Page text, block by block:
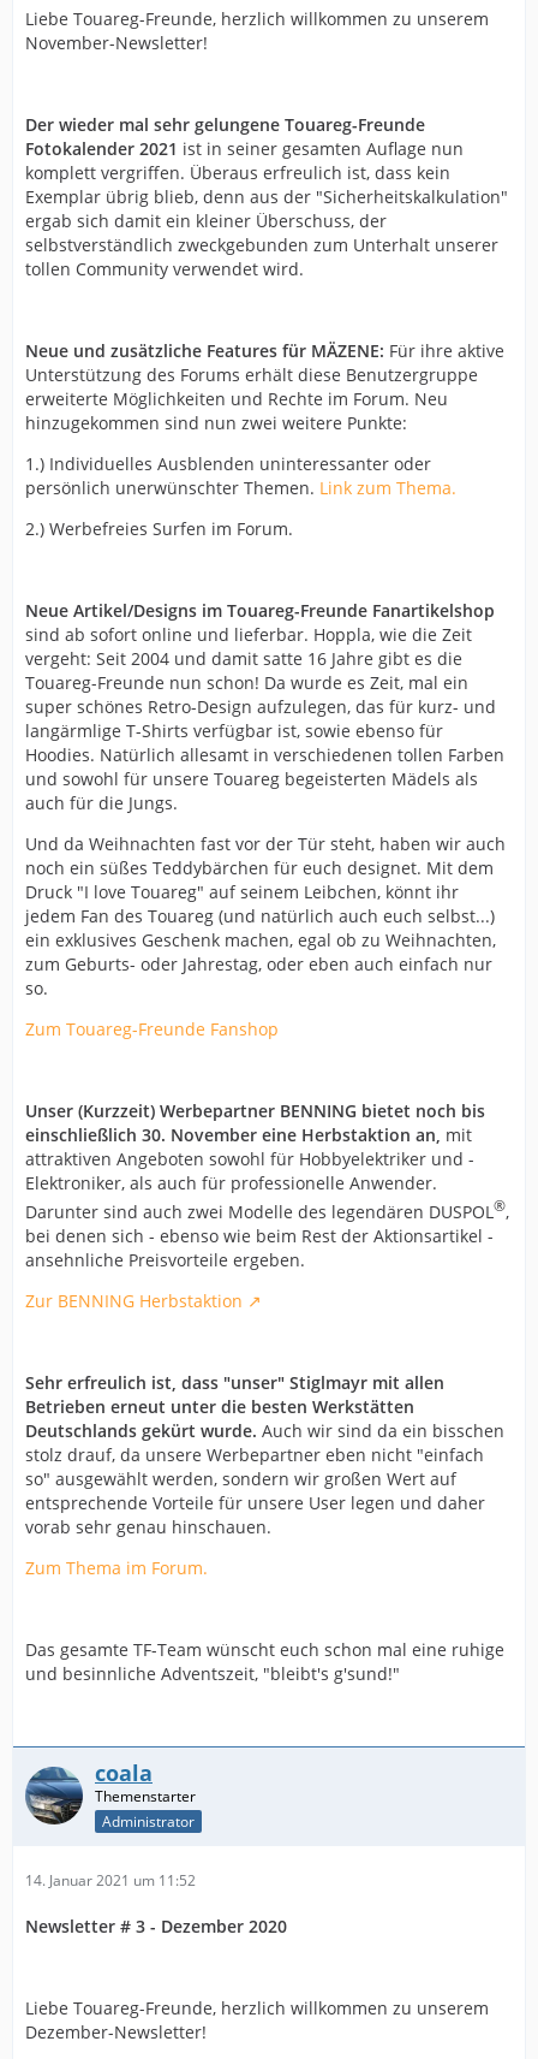
Liebe Touareg-Freunde, herzlich willkommen zu unserem
November-Newsletter!
Der wieder mal sehr gelungene Touareg-Freunde
Fotokalender 2021 ist in seiner gesamten Auflage nun
komplett vergriffen. Überaus erfreulich ist, dass kein
Exemplar übrig blieb, denn aus der "Sicherheitskalkulation"
ergab sich damit ein kleiner Überschuss, der
selbstverständlich zweckgebunden zum Unterhalt unserer
tollen Community verwendet wird.
Neue und zusätzliche Features für MÄZENE: Für ihre aktive
Unterstützung des Forums erhält diese Benutzergruppe
erweiterte Möglichkeiten und Rechte im Forum. Neu
hinzugekommen sind nun zwei weitere Punkte:
1.) Individuelles Ausblenden uninteressanter oder
persönlich unerwünschter Themen. Link zum Thema.
2.) Werbefreies Surfen im Forum.
Neue Artikel/Designs im Touareg-Freunde Fanartikelshop
sind ab sofort online und lieferbar. Hoppla, wie die Zeit
vergeht: Seit 2004 und damit satte 16 Jahre gibt es die
Touareg-Freunde nun schon! Da wurde es Zeit, mal ein
super schönes Retro-Design aufzulegen, das für kurz- und
langärmlige T-Shirts verfügbar ist, sowie ebenso für
Hoodies. Natürlich allesamt in verschiedenen tollen Farben
und sowohl für unsere Touareg begeisterten Mädels als
auch für die Jungs.
Und da Weihnachten fast vor der Tür steht, haben wir auch
noch ein süßes Teddybärchen für euch designet. Mit dem
Druck "I love Touareg" auf seinem Leibchen, könnt ihr
jedem Fan des Touareg (und natürlich auch euch selbst...)
ein exklusives Geschenk machen, egal ob zu Weihnachten,
zum Geburts- oder Jahrestag, oder eben auch einfach nur
so.
Zum Touareg-Freunde Fanshop
Unser (Kurzzeit) Werbepartner BENNING bietet noch bis
einschließlich 30. November eine Herbstaktion an, mit
attraktiven Angeboten sowohl für Hobbyelektriker und -
Elektroniker, als auch für professionelle Anwender.
Darunter sind auch zwei Modelle des legendären DUSPOL®,
bei denen sich - ebenso wie beim Rest der Aktionsartikel -
ansehnliche Preisvorteile ergeben.
Zur BENNING Herbstaktion
Sehr erfreulich ist, dass "unser" Stiglmayr mit allen
Betrieben erneut unter die besten Werkstätten
Deutschlands gekürt wurde. Auch wir sind da ein bisschen
stolz drauf, da unsere Werbepartner eben nicht "einfach
so" ausgewählt werden, sondern wir großen Wert auf
entsprechende Vorteile für unsere User legen und daher
vorab sehr genau hinschauen.
Zum Thema im Forum.
Das gesamte TF-Team wünscht euch schon mal eine ruhige
und besinnliche Adventszeit, "bleibt's g'sund!"
coala
Administrator
14. Januar 2021 um 11:52
Newsletter # 3 - Dezember 2020
Liebe Touareg-Freunde, herzlich willkommen zu unserem
Dezember-Newsletter!